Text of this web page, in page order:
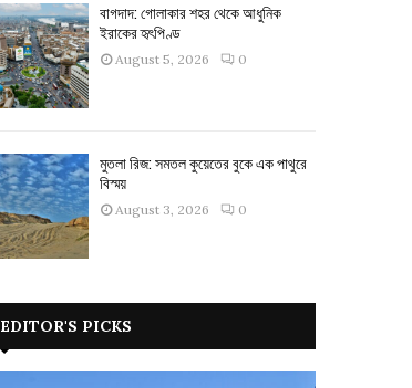
বাগদাদ: গোলাকার শহর থেকে আধুনিক
ইরাকের হৃৎপিণ্ড
August 5, 2026 0
মুতলা রিজ: সমতল কুয়েতের বুকে এক পাথুরে
বিস্ময়
August 3, 2026 0
EDITOR'S PICKS